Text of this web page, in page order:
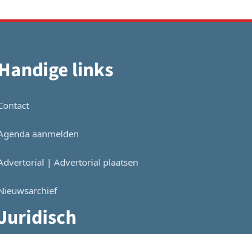
links
aanmelden
| Advertorial plaatsen